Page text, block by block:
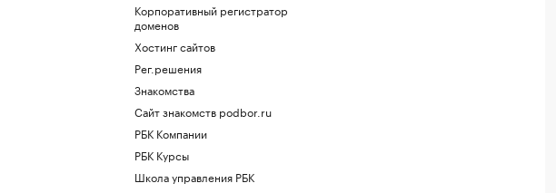
Корпоративный регистратор
доменов
Хостинг сайтов
Рег.решения
Знакомства
Сайт знакомств podbor.ru
РБК Компании
РБК Курсы
Школа управления РБК